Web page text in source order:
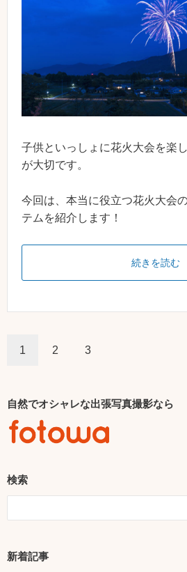
子供といっしょに花火大会を楽
が大切です。
今回は、本当に役立つ花火大会
テムを紹介します！
続きを読む
1 2 3
自然でオシャレな出張写真撮影なら
検索
新着記事